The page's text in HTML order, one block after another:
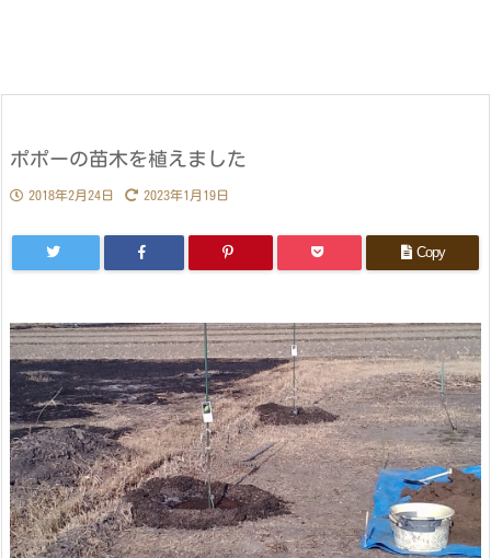
ポポーの苗木を植えました
2018年2月24日 2023年1月19日
Copy